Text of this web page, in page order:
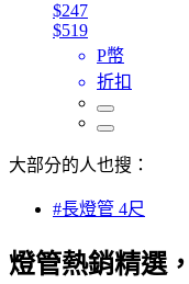
$247
$519
P幣
折扣
大部分的人也搜：
#長燈管 4尺
燈管熱銷精選